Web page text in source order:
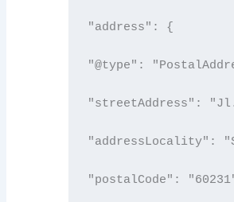
"address": {
"@type":
"streetAddress":
"addressLocality":
"postalCode":